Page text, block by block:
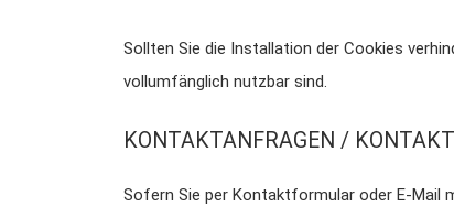
Sollten Sie die Installation der Cookies
vollumfänglich nutzbar sind.
KONTAKTANFRAGEN /
Sofern Sie per Kontaktformular oder E-Mail